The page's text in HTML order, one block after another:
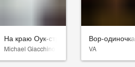
На краю Оук-стрит
Michael Giacchino
Вор-одиночка
VA